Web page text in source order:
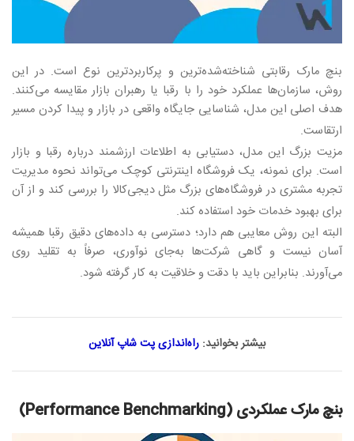
بنچ مارک رقابتی شناخته‌شده‌ترین و پرکاربردترین نوع است. در این
روش، سازمان‌ها عملکرد خود را با رقبا یا رهبران بازار مقایسه می‌کنند.
هدف اصلی این مدل، شناسایی جایگاه واقعی در بازار و پیدا کردن مسیر
ارتقاست.
مزیت بزرگ این مدل، دستیابی به اطلاعات ارزشمند درباره رقبا و بازار
است. برای نمونه، یک فروشگاه اینترنتی کوچک می‌تواند نحوه مدیریت
تجربه مشتری در فروشگاه‌های بزرگ مثل دیجی‌کالا را بررسی کند و از آن
برای بهبود خدمات خود استفاده کند.
البته این روش معایبی هم دارد؛ دسترسی به داده‌های دقیق رقبا همیشه
آسان نیست و گاهی شرکت‌ها به‌جای نوآوری، صرفاً به تقلید روی
می‌آورند. بنابراین باید با دقت و خلاقیت به کار گرفته شود.
بیشتر بخوانید: راه‌اندازی پت شاپ آنلاین
بنچ مارک عملکردی (Performance Benchmarking)